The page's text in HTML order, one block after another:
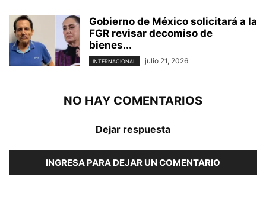
Gobierno de México solicitará a la
FGR revisar decomiso de
bienes...
INTERNACIONAL julio 21, 2026
NO HAY COMENTARIOS
Dejar respuesta
INGRESA PARA DEJAR UN COMENTARIO